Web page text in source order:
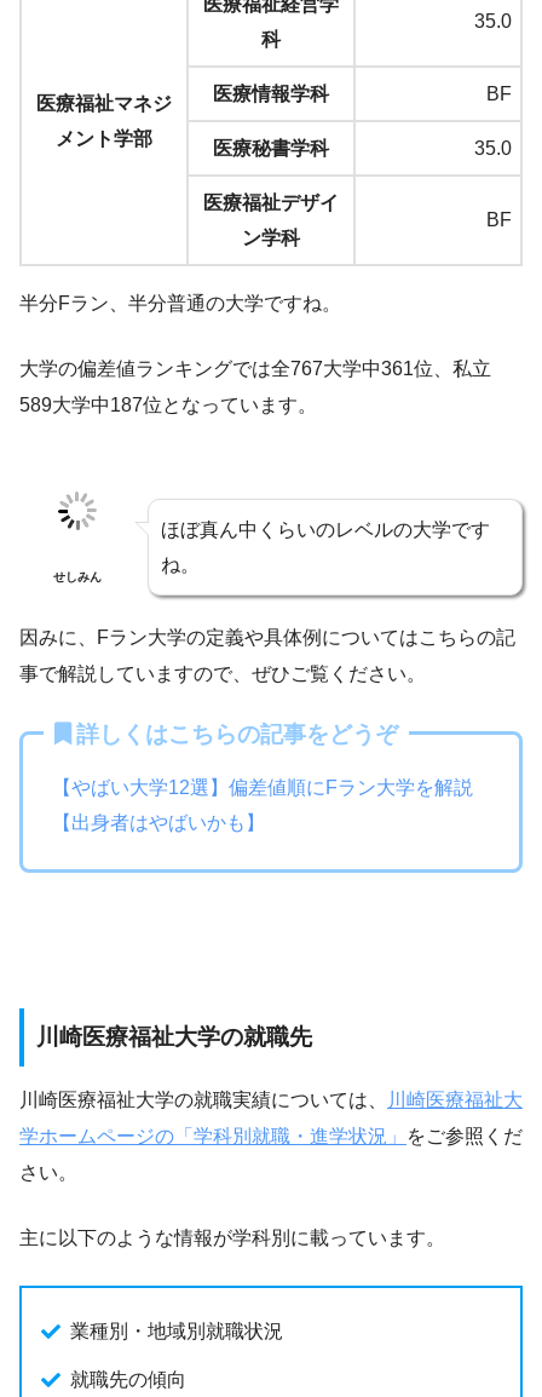
医療福祉マネジ
メント学部
医療福祉経営学
科
35.0
医療情報学科 BF
医療秘書学科 35.0
医療福祉デザイ
ン学科
BF
半分Fラン、半分普通の大学ですね。
大学の偏差値ランキングでは全767大学中361位、私立
589大学中187位となっています。
せしみん
ほぼ真ん中くらいのレベルの大学です
ね。
因みに、Fラン大学の定義や具体例についてはこちらの記
事で解説していますので、ぜひご覧ください。
詳しくはこちらの記事をどうぞ
【やばい大学12選】偏差値順にFラン大学を解説
【出身者はやばいかも】
川崎医療福祉大学の就職先
川崎医療福祉大学の就職実績については、
川崎医療福祉大
学ホームページの「学科別就職・進学状況」
をご参照くだ
さい。
主に以下のような情報が学科別に載っています。
業種別・地域別就職状況
就職先の傾向